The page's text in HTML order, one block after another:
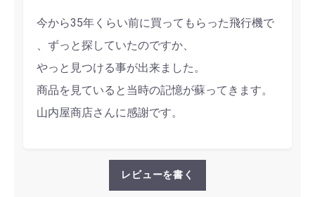
今から35年くらい前に買ってもらった飛行機で
、ずっと探していたのですか、
やっと見つける事が出来ました。
商品を見ていると当時の記憶が蘇ってきます。
山内屋商店さんに感謝です。
レビューを書く